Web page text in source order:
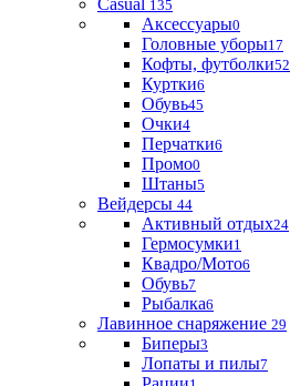
Casual 135
Аксессуары0
Головные уборы17
Кофты, футболки52
Куртки6
Обувь45
Очки4
Перчатки6
Промо0
Штаны5
Вейдерсы 44
Активный отдых24
Гермосумки1
Квадро/Мото6
Обувь7
Рыбалка6
Лавинное снаряжение 29
Биперы3
Лопаты и пилы7